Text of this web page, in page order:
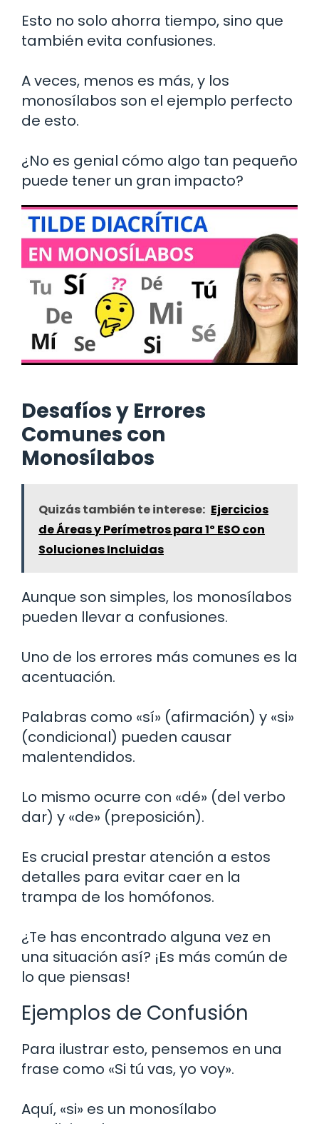
Esto no solo ahorra tiempo, sino que
también evita confusiones.
A veces, menos es más, y los
monosílabos son el ejemplo perfecto
de esto.
¿No es genial cómo algo tan pequeño
puede tener un gran impacto?
Desafíos y Errores
Comunes con
Monosílabos
Quizás también te interese: Ejercicios
de Áreas y Perímetros para 1º ESO con
Soluciones Incluidas
Aunque son simples, los monosílabos
pueden llevar a confusiones.
Uno de los errores más comunes es la
acentuación.
Palabras como «sí» (afirmación) y «si»
(condicional) pueden causar
malentendidos.
Lo mismo ocurre con «dé» (del verbo
dar) y «de» (preposición).
Es crucial prestar atención a estos
detalles para evitar caer en la
trampa de los homófonos.
¿Te has encontrado alguna vez en
una situación así? ¡Es más común de
lo que piensas!
Ejemplos de Confusión
Para ilustrar esto, pensemos en una
frase como «Si tú vas, yo voy».
Aquí, «si» es un monosílabo